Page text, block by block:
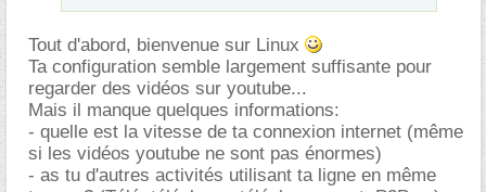
Tout d'abord, bienvenue sur Linux
Ta configuration semble largement suffisante pour
regarder des vidéos sur youtube...
Mais il manque quelques informations:
- quelle est la vitesse de ta connexion internet (même
si les vidéos youtube ne sont pas énormes)
- as tu d'autres activités utilisant ta ligne en même